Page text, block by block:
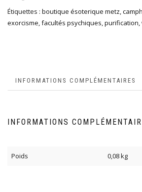
Étiquettes : boutique ésoterique metz,
exorcisme,facultés psychiques,purification,
INFORMATIONS COMPLÉMENTAIRES
INFORMATIONS
Poids 0,08 kg